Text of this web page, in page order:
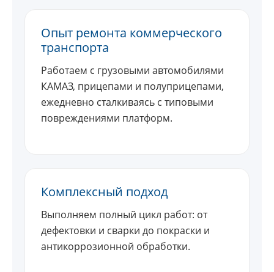
Опыт ремонта коммерческого
транспорта
Работаем с грузовыми автомобилями
КАМАЗ, прицепами и полуприцепами,
ежедневно сталкиваясь с типовыми
повреждениями платформ.
Комплексный подход
Выполняем полный цикл работ: от
дефектовки и сварки до покраски и
антикоррозионной обработки.